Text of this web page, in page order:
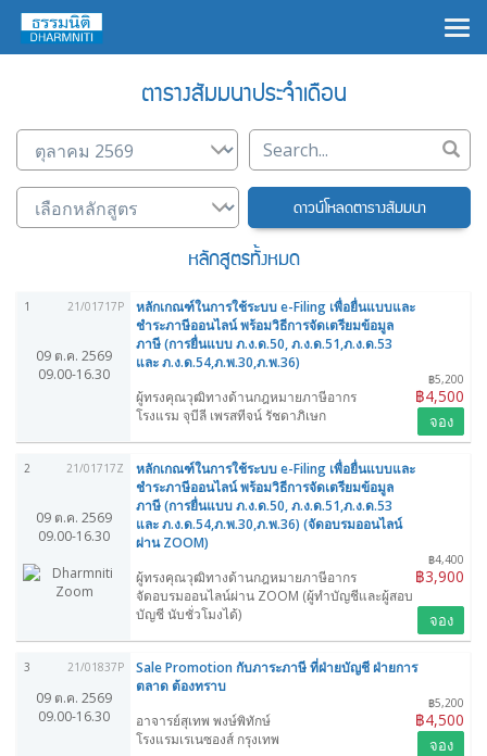
ตารางสัมมนาประจำเดือน
ดาวน์โหลดตารางสัมมนา
หลักสูตรทั้งหมด
1 21/01717P
09 ต.ค. 2569
09.00-16.30
หลักเกณฑ์ในการใช้ระบบ e-Filing เพื่อยื่นแบบและ
ชำระภาษีออนไลน์ พร้อมวิธีการจัดเตรียมข้อมูล
ภาษี (การยื่นแบบ ภ.ง.ด.50, ภ.ง.ด.51,ภ.ง.ด.53
และ ภ.ง.ด.54,ภ.พ.30,ภ.พ.36)
฿5,200
฿4,500
ผู้ทรงคุณวุฒิทางด้านกฎหมายภาษีอากร
โรงแรม จุบีลี เพรสทีจน์ รัชดาภิเษก
จอง
2 21/01717Z
09 ต.ค. 2569
09.00-16.30
หลักเกณฑ์ในการใช้ระบบ e-Filing เพื่อยื่นแบบและ
ชำระภาษีออนไลน์ พร้อมวิธีการจัดเตรียมข้อมูล
ภาษี (การยื่นแบบ ภ.ง.ด.50, ภ.ง.ด.51,ภ.ง.ด.53
และ ภ.ง.ด.54,ภ.พ.30,ภ.พ.36) (จัดอบรมออนไลน์
ผ่าน ZOOM)
฿4,400
฿3,900
ผู้ทรงคุณวุฒิทางด้านกฎหมายภาษีอากร
จัดอบรมออนไลน์ผ่าน ZOOM (ผู้ทำบัญชีและผู้สอบ
บัญชี นับชั่วโมงได้)
จอง
3 21/01837P
09 ต.ค. 2569
09.00-16.30
Sale Promotion กับภาระภาษี ที่ฝ่ายบัญชี ฝ่ายการ
ตลาด ต้องทราบ
฿5,200
฿4,500
อาจารย์สุเทพ พงษ์พิทักษ์
โรงแรมเรเนซองส์ กรุงเทพ
จอง
×